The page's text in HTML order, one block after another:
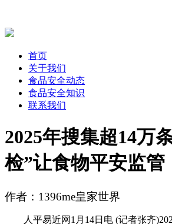
首页
关于我们
食品安全动态
食品安全知识
联系我们
2025年搜集超14万
检”让食物平安监管
作者：1396me皇家世界
人平易近网1月14日电 (记者张齐